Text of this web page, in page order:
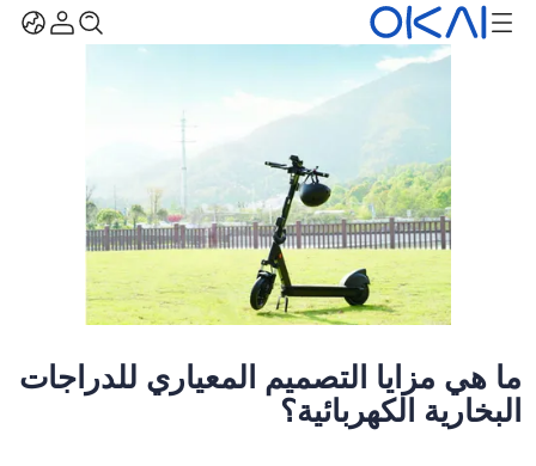
ما هي مزايا التصميم المعياري للدراجات
البخارية الكهربائية؟